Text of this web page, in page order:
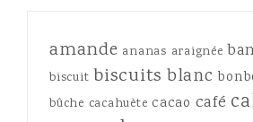
amande ananas araignée
biscuit biscuits blanc
bûche cacahuète cacao café